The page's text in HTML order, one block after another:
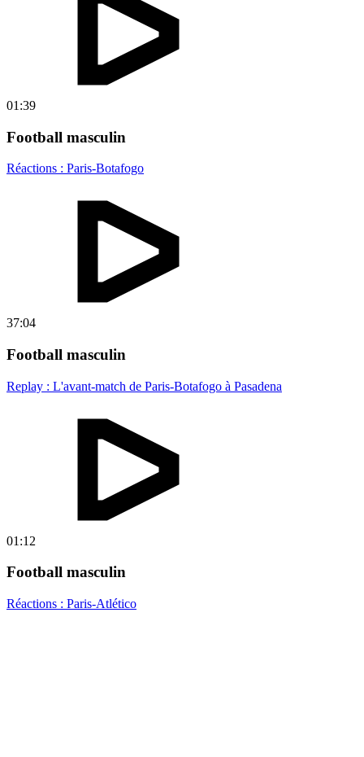
01:39
Football masculin
Réactions : Paris-Botafogo
37:04
Football masculin
Replay : L'avant-match de Paris-Botafogo à Pasadena
01:12
Football masculin
Réactions : Paris-Atlético